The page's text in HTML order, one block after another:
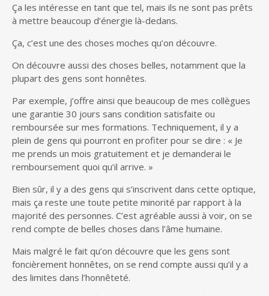
Ça les intéresse en tant que tel, mais ils ne sont pas prêts
à mettre beaucoup d’énergie là-dedans.
Ça, c’est une des choses moches qu’on découvre.
On découvre aussi des choses belles, notamment que la
plupart des gens sont honnêtes.
Par exemple, j’offre ainsi que beaucoup de mes collègues
une garantie 30 jours sans condition satisfaite ou
remboursée sur mes formations. Techniquement, il y a
plein de gens qui pourront en profiter pour se dire : « Je
me prends un mois gratuitement et je demanderai le
remboursement quoi qu’il arrive. »
Bien sûr, il y a des gens qui s’inscrivent dans cette optique,
mais ça reste une toute petite minorité par rapport à la
majorité des personnes. C’est agréable aussi à voir, on se
rend compte de belles choses dans l’âme humaine.
Mais malgré le fait qu’on découvre que les gens sont
foncièrement honnêtes, on se rend compte aussi qu’il y a
des limites dans l’honnêteté.